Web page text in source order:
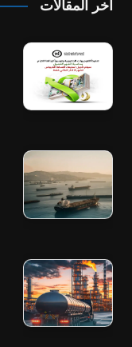
اخر المقالات